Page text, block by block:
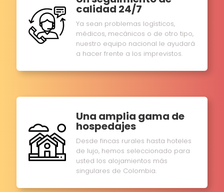
calidad 24/7
Ya sean problemas logísticos,
médicos, mecánicos o de otro tipo,
nuestro equipo nacional le ayudará
a hacer frente a los imprevistos.
Una amplia gama de
hospedajes
Desde fincas rurales hasta hoteles
de lujo, hemos seleccionado para
usted los alojamientos más
singulares de Colombia.